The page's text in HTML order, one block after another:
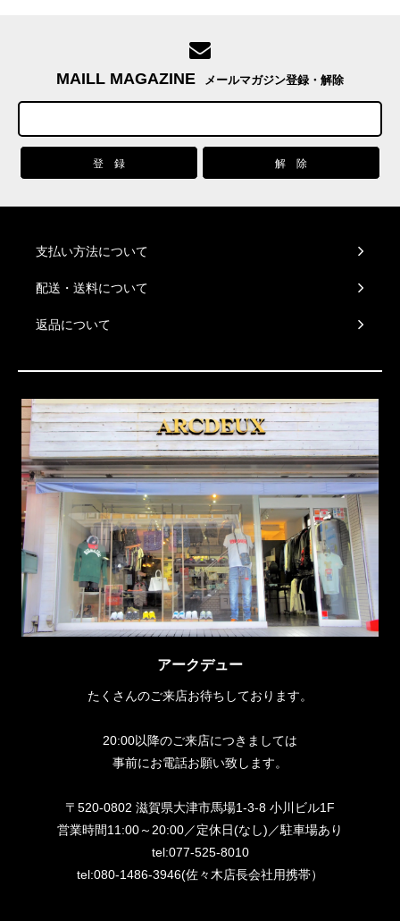
MAILL MAGAZINE メールマガジン登録・解除
支払い方法について
配送・送料について
返品について
アークデュー
たくさんのご来店お待ちしております。
20:00以降のご来店につきましては
事前にお電話お願い致します。
〒520-0802 滋賀県大津市馬場1-3-8 小川ビル1F
営業時間11:00～20:00／定休日(なし)／駐車場あり
tel:077-525-8010
tel:080-1486-3946(佐々木店長会社用携帯）